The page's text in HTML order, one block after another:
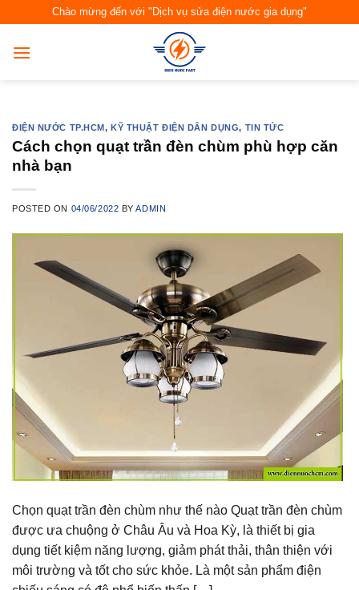
content
Chào mừng đến với "Dịch vụ sửa điện nước gia dụng"
ĐIỆN NƯỚC TP.HCM,KỸ THUẬT ĐIỆN DÂN DỤNG, TIN TỨC
Cách chọn quạt trần đèn chùm phù hợp căn
nhà bạn
POSTED ON 04/06/2022 BYADMIN
Chọn quạt trần đèn chùm như thế nào Quạt trần đèn chùm
được ưa chuộng ở Châu Âu và Hoa Kỳ, là thiết bị gia
dụng tiết kiệm năng lượng, giảm phát thải, thân thiện với
môi trường và tốt cho sức khỏe. Là một sản phẩm điện